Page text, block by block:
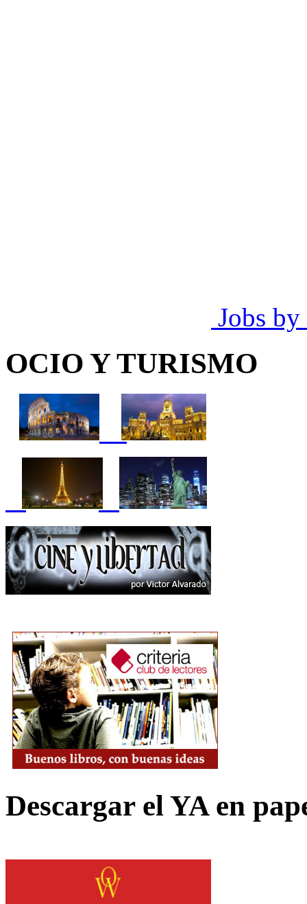
Jobs by
OCIO Y TURISMO
Descargar el YA en